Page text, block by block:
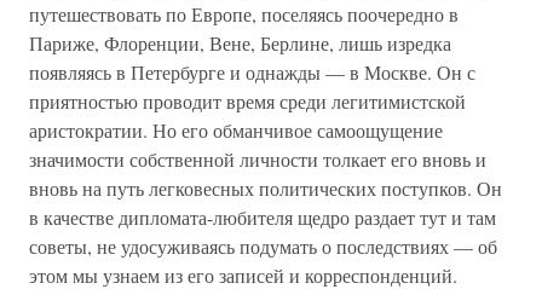
путешествовать по Европе, поселяясь поочередно в
Париже, Флоренции, Вене, Берлине, лишь изредка
появляясь в Петербурге и однажды — в Москве. Он с
приятностью проводит время среди легитимистской
аристократии. Но его обманчивое самоощущение
значимости собственной личности толкает его вновь и
вновь на путь легковесных политических поступков. Он
в качестве дипломата-любителя щедро раздает тут и там
советы, не удосуживаясь подумать о последствиях — об
этом мы узнаем из его записей и корреспонденций.